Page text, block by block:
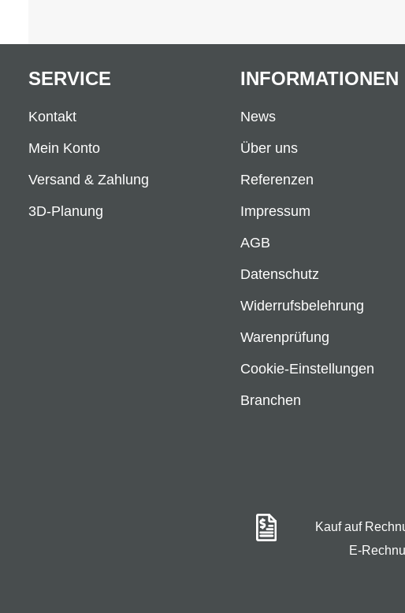
SERVICE
Kontakt
Mein Konto
Versand & Zahlung
3D-Planung
INFORMATIONEN
News
Über uns
Referenzen
Impressum
AGB
Datenschutz
Widerrufsbelehrung
Warenprüfung
Cookie-Einstellungen
Branchen
Kauf auf
E-